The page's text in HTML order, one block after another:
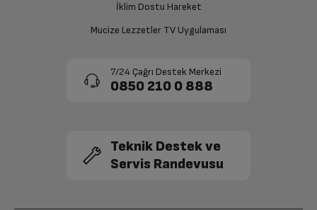
İklim Dostu Hareket
Mucize Lezzetler TV Uygulaması
7/24 Çağrı Destek Merkezi
0850 210 0 888
Teknik Destek ve
Servis Randevusu